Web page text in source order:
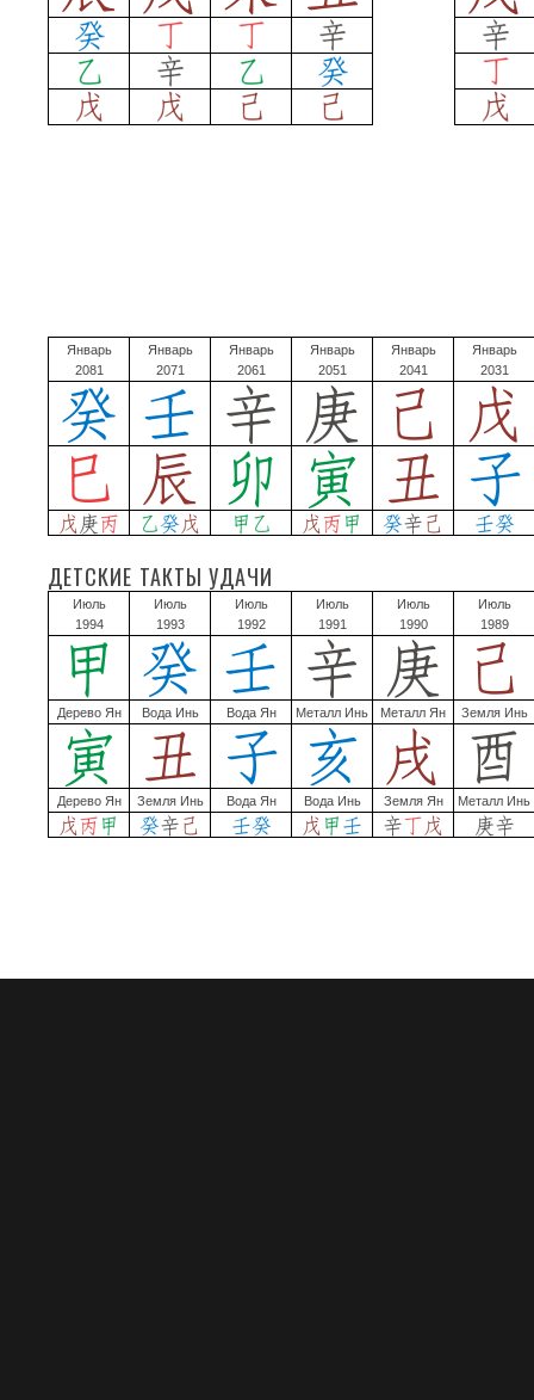
Январь
2081
Январь
2071
Январь
2061
Январь
2051
Январь
2041
Январь
2031
ДЕТСКИЕ ТАКТЫ УДАЧИ
Июль
1994
Июль
1993
Июль
1992
Июль
1991
Июль
1990
Июль
1989
Дерево Ян Вода Инь Вода Ян Металл Инь Металл Ян Земля Инь
Дерево Ян Земля Инь Вода Ян Вода Инь Земля Ян Металл Инь